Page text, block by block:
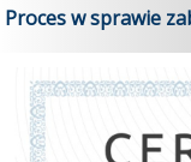
Proces w sprawie